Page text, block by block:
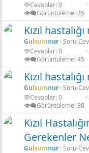
💬Cevaplar 0
👁️‍🗨️Görüntüleme 35
Kızıl
Gulsumnur Soru-
💬Cevaplar 0
👁️‍🗨️Görüntüleme 45
Kızıl
Gulsumnur Soru-
💬Cevaplar 0
👁️‍🗨️Görüntüleme 38
Kızıl
Gerekenler
Gulsumnur Soru-